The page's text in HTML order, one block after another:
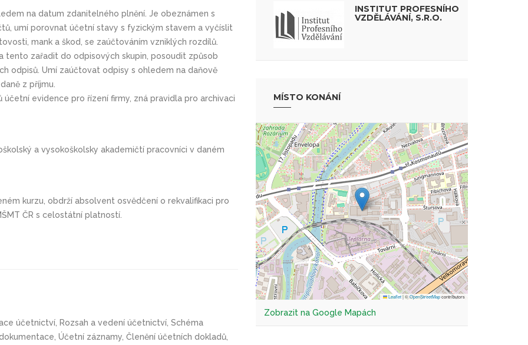
na datum zdanitelného plnění. Je obeznámen s
umí porovnat účetní stavy s fyzickým stavem a vyčíslit
mank a škod, se zaúčtováním vzniklých rozdílů.
zařadit do odpisových skupin, posoudit způsob
odpisů. Umí zaúčtovat odpisy s ohledem na daňově
z příjmu.
evidence pro řízení firmy, zná pravidla pro archivaci
a vysokoškolsky akademičtí pracovníci v daném
kurzu, obdrží absolvent osvědčení o rekvalifikaci pro
ČR s celostátní platností.
účetnictví, Rozsah a vedení účetnictví, Schéma
Účetní záznamy, Členění účetních dokladů,
INSTITUT PROFESNÍHO
VZDĚLÁVÁNÍ, S.R.O.
MÍSTO KONÁNÍ
Leaflet|©OpenStreetMapcontributors
Zobrazit na Google Mapách